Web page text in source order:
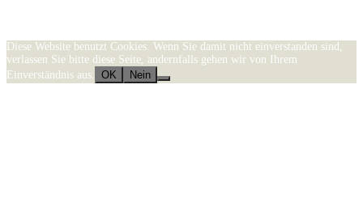
Diese Website benutzt Cookies. Wenn Sie damit nicht einverstanden sind,
verlassen Sie bitte diese Seite, andernfalls gehen wir von Ihrem
Einverständnis aus.
OK Nein